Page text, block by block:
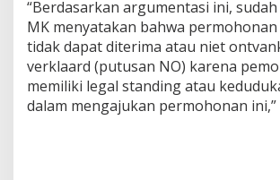
“Berdasarkan argumentasi ini,
MK menyatakan bahwa
tidak dapat diterima atau niet
verklaard (putusan NO) karena
memiliki legal standing atau
dalam mengajukan permohonan ini,”